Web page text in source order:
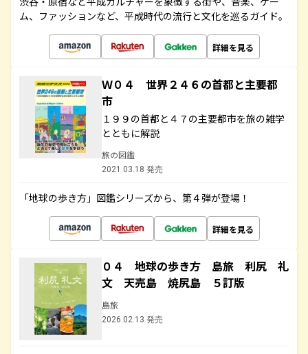
ム、ファッションなど、平成時代の流行と文化を巡るガイド。
詳細を見る
Ｗ０４ 世界２４６の首都と主要都
市
１９９の首都と４７の主要都市を旅の雑学
とともに解説
旅の図鑑
2021.03.18 発売
「地球の歩き方」図鑑シリーズから、第４弾が登場！
詳細を見る
０４ 地球の歩き方 島旅 利尻 礼
文 天売島 焼尻島 ５訂版
島旅
2026.02.13 発売